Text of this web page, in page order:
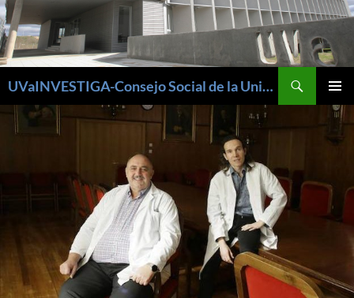
UVaINVESTIGA-Consejo Social de la Universidad de Valladolid
MENÚ
AL
CONTENIDO